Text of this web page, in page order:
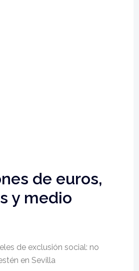
de euros,
y medio
de exclusión social: no
en Sevilla